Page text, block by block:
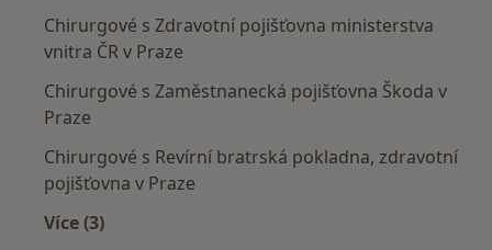
Chirurgové s Zdravotní pojišťovna ministerstva
vnitra ČR v Praze
Chirurgové s Zaměstnanecká pojišťovna Škoda v
Praze
Chirurgové s Revírní bratrská pokladna, zdravotní
pojišťovna v Praze
Více (3)